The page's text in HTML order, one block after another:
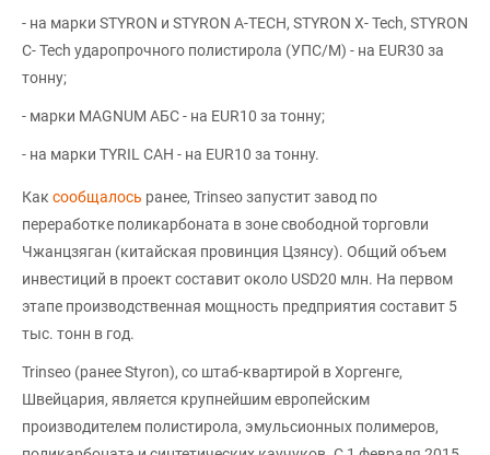
- на марки STYRON и STYRON A-TECH, STYRON X- Tech, STYRON
C- Tech ударопрочного полистирола (УПС/М) - на EUR30 за
тонну;
- марки MAGNUM АБС - на EUR10 за тонну;
- на марки TYRIL САН - на EUR10 за тонну.
Как сообщалось ранее, Trinseo запустит завод по
переработке поликарбоната в зоне свободной торговли
Чжанцзяган (китайская провинция Цзянсу). Общий объем
инвестиций в проект составит около USD20 млн. На первом
этапе производственная мощность предприятия составит 5
тыс. тонн в год.
Trinseo (ранее Styron), со штаб-квартирой в Хоргенге,
Швейцария, является крупнейшим европейским
производителем полистирола, эмульсионных полимеров,